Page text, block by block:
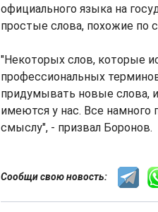
официального языка на
простые слова, похожие по
"Некоторых слов, которые
профессиональных
придумывать новые слова,
имеются у нас. Все намного
смыслу", - призвал Боронов.
Сообщи свою новость: